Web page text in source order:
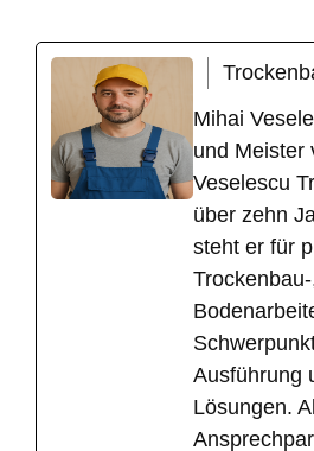
Mihai
und Meister
Veselescu
über zehn
steht er für
Ausführung
Lösungen.